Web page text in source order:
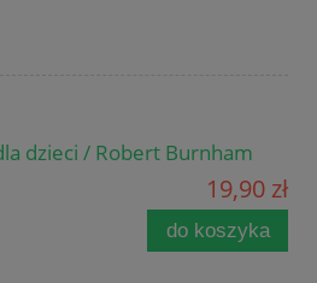
dzieci / Robert Burnham
19,90 zł
do koszyka